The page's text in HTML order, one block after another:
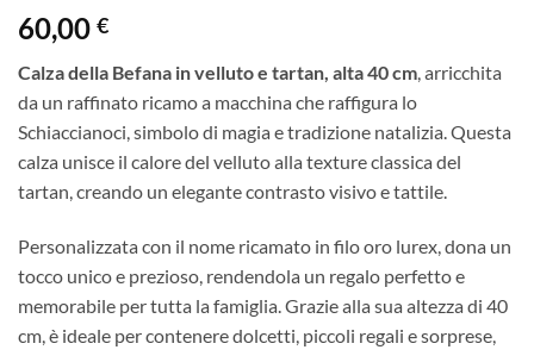
60,00 €
Calza della Befana in velluto e tartan, alta 40 cm, arricchita
da un raffinato ricamo a macchina che raffigura lo
Schiaccianoci, simbolo di magia e tradizione natalizia. Questa
calza unisce il calore del velluto alla texture classica del
tartan, creando un elegante contrasto visivo e tattile.
Personalizzata con il nome ricamato in filo oro lurex, dona un
tocco unico e prezioso, rendendola un regalo perfetto e
memorabile per tutta la famiglia. Grazie alla sua altezza di 40
cm, è ideale per contenere dolcetti, piccoli regali e sorprese,